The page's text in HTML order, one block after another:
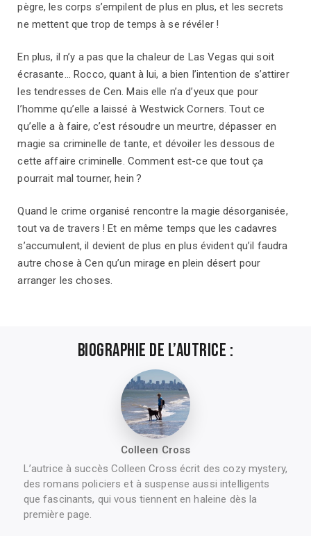
pègre, les corps s’empilent de plus en plus, et les secrets
ne mettent que trop de temps à se révéler !
En plus, il n’y a pas que la chaleur de Las Vegas qui soit
écrasante... Rocco, quant à lui, a bien l’intention de s’attirer
les tendresses de Cen. Mais elle n’a d’yeux que pour
l’homme qu’elle a laissé à Westwick Corners. Tout ce
qu’elle a à faire, c’est résoudre un meurtre, dépasser en
magie sa criminelle de tante, et dévoiler les dessous de
cette affaire criminelle. Comment est-ce que tout ça
pourrait mal tourner, hein ?
Quand le crime organisé rencontre la magie désorganisée,
tout va de travers ! Et en même temps que les cadavres
s’accumulent, il devient de plus en plus évident qu’il faudra
autre chose à Cen qu’un mirage en plein désert pour
arranger les choses.
Biographie de l’autrice :
Colleen Cross
L’autrice à succès Colleen Cross écrit des cozy mystery,
des romans policiers et à suspense aussi intelligents
que fascinants, qui vous tiennent en haleine dès la
première page.